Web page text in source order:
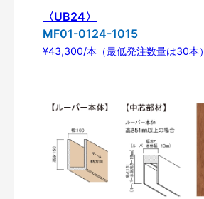
〈UB24〉
MF01-0124-1015
¥43,300/本（最低発注数量は30本）